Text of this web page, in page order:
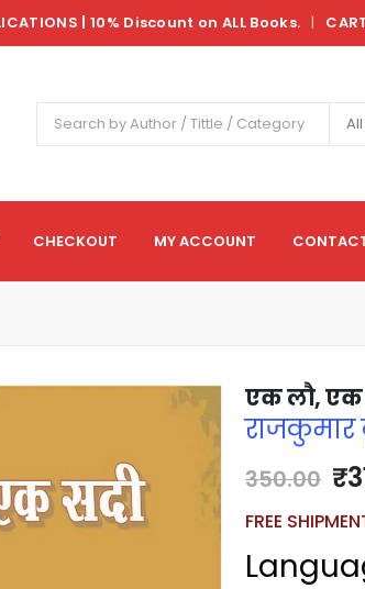
| 10% Discount on ALL Books. |
CHECKOUT MY ACCOUNT
एक लौ, एक
350.00 ₹
FREE